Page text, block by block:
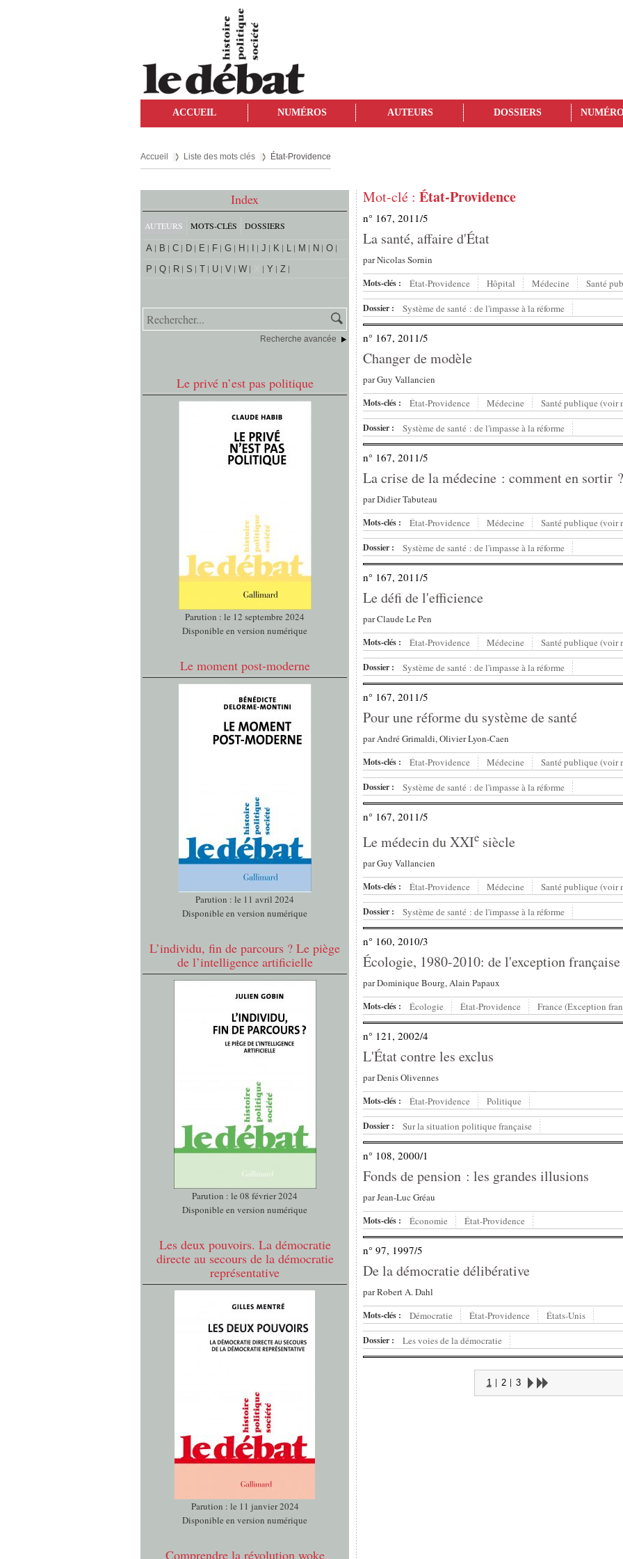
ACCUEIL NUMÉROS AUTEURS DOSSIERS
Accueil Liste des mots clés État-Providence
Index
AUTEURS MOTS-CLÉS DOSSIERS
A B C D E F G H J K L M N
O
P
Q R S T U V W Y Z
Recherche avancée
Le privé n’est pas politique
Parution : le 12 septembre 2024
Disponible en version numérique
Le moment post-moderne
Parution : le 11 avril 2024
Disponible en version numérique
L’individu, fin de parcours ? Le piège
de l’intelligence artificielle
Parution : le 08 février 2024
Disponible en version numérique
Les deux pouvoirs. La démocratie
directe au secours de la démocratie
représentative
Parution : le 11 janvier 2024
Disponible en version numérique
Comprendre la révolution woke
Mot-clé : État-Providence
n° 167, 2011/5
La santé, affaire d'État
parNicolas Sornin
Mots-clés : État-Providence Hôpital Médecine Santé
Dossier : Système de santé : de l'impasse à la réforme
n° 167, 2011/5
Changer de modèle
parGuy Vallancien
Mots-clés : État-Providence Médecine Santé publique (voir
Dossier : Système de santé : de l'impasse à la réforme
n° 167, 2011/5
La crise de la médecine : comment en sortir ?
parDidier Tabuteau
Mots-clés : État-Providence Médecine Santé publique (voir
Dossier : Système de santé : de l'impasse à la réforme
n° 167, 2011/5
Le défi de l'efficience
parClaude Le Pen
Mots-clés : État-Providence Médecine Santé publique (voir
Dossier : Système de santé : de l'impasse à la réforme
n° 167, 2011/5
Pour une réforme du système de santé
parAndré Grimaldi, Olivier Lyon-Caen
Mots-clés : État-Providence Médecine Santé publique (voir
Dossier : Système de santé : de l'impasse à la réforme
n° 167, 2011/5
Le médecin du XXIe siècle
parGuy Vallancien
Mots-clés : État-Providence Médecine Santé publique (voir
Dossier : Système de santé : de l'impasse à la réforme
n° 160, 2010/3
Écologie, 1980-2010: de l'exception
parDominique Bourg, Alain Papaux
Mots-clés : Écologie État-Providence France (Exception
n° 121, 2002/4
L'État contre les exclus
parDenis Olivennes
Mots-clés : État-Providence Politique
Dossier : Sur la situation politique française
n° 108, 2000/1
Fonds de pension : les grandes illusions
parJean-Luc Gréau
Mots-clés : Économie État-Providence
n° 97, 1997/5
De la démocratie délibérative
parRobert A. Dahl
Mots-clés : Démocratie État-Providence États-Unis
Dossier : Les voies de la démocratie
1 2 3